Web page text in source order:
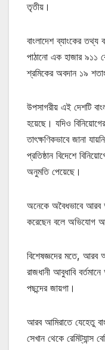
তৃতীয়।
বাংলাদেশ ব্যাংকের তথ্য
পাঠানো এক হাজার ৯১১
শ্রমিকের অবদান ১৯
উপসাগরীয় এই দেশটি
হয়েছে। যদিও
তাৎক্ষণিকভাবে জানা
প্রতিষ্ঠান বিদেশে
অনুমতি পেয়েছে।
অনেকে অবৈধভাবে আরব
করেছেন বলে অভিযোগ
বিশেষজ্ঞদের মতে, আরব
রাজধানী আবুধাবি
পছন্দের জায়গা।
আরব আমিরাতে যেহেতু
সেখান থেকে রেমিট্যান্স